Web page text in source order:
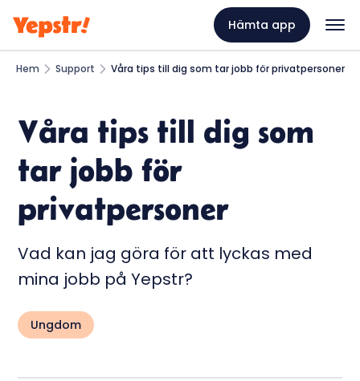
Hämta app
Hem Support Våra tips till dig som tar jobb för privatpersoner
Våra tips till dig som
tar jobb för
privatpersoner
Vad kan jag göra för att lyckas med
mina jobb på Yepstr?
Ungdom